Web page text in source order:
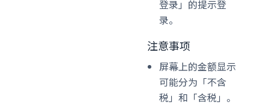
登录」的提示登
录。
注意事项
屏幕上的金额显示
可能分为「不含
税」和「含税」。